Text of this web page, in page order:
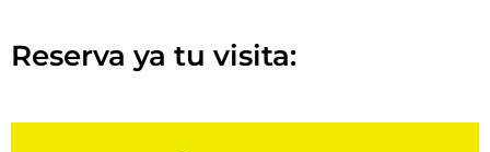
Reserva ya tu visita: